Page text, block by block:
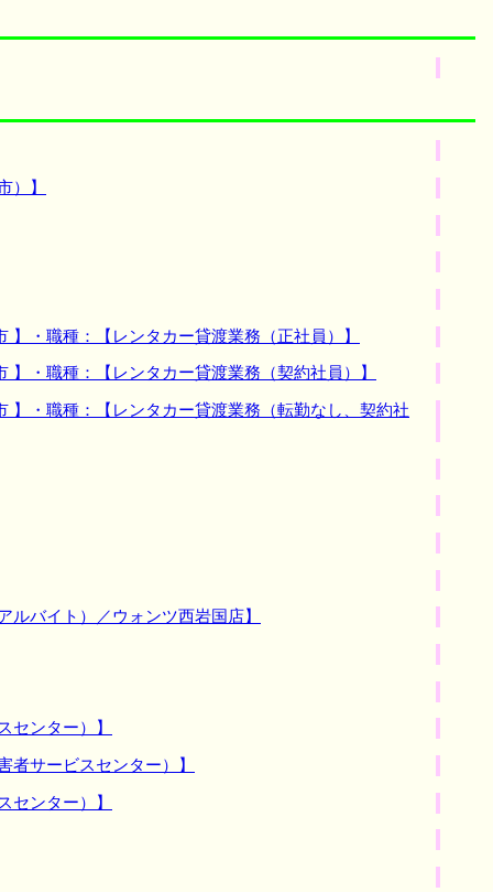
）】
・職種：【レンタカー貸渡業務（正社員）】
・職種：【レンタカー貸渡業務（契約社員）】
・職種：【レンタカー貸渡業務（転勤なし、契約社
バイト）／ウォンツ西岩国店】
ンター）】
サービスセンター）】
ンター）】